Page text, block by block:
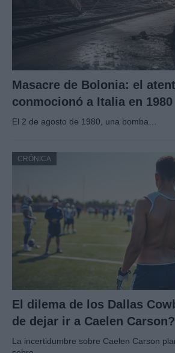
Masacre de Bolonia: el
conmocionó a Italia en 1980
El 2 de agosto de 1980, una bomba…
CRÓNICA
El dilema de los Dallas
de dejar ir a Caelen Carson?
La incertidumbre sobre Caelen Carson